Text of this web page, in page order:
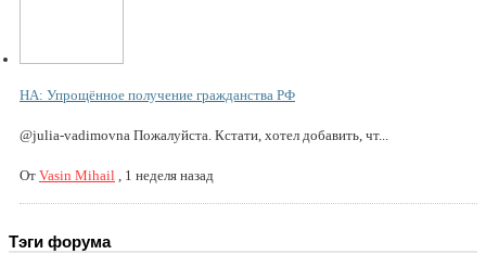
НА: Упрощённое получение гражданства РФ
@julia-vadimovna Пожалуйста. Кстати, хотел добавить, чт...
От Vasin Mihail , 1 неделя назад
Тэги форума